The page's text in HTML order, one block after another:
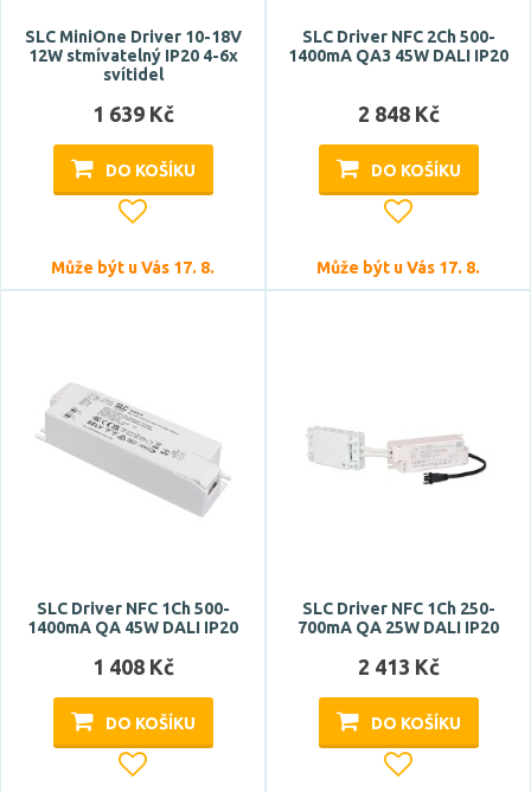
podlouhlý
zásuvkový
IP20
IP64
IP65
Určení
napájení konstantní napětí
napájení konstantní proud
Funkce
bluetooth
Casambi
CCT
SLC MiniOne Driver 10-18V
12W stmívatelný IP20 4-6x
svítidel
1 639 Kč
DO KOŠÍKU
Může být u Vás 17. 8.
SLC Driver NFC 2Ch 500-
1400mA QA3 45W DALI IP20
2 848 Kč
DO KOŠÍKU
Může být u Vás 17. 8.
SLC Driver NFC 1Ch 500-
1400mA QA 45W DALI IP20
1 408 Kč
DO KOŠÍKU
SLC Driver NFC 1Ch 250-
700mA QA 25W DALI IP20
2 413 Kč
DO KOŠÍKU